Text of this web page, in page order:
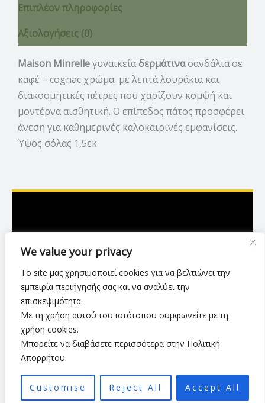
We value your privacy
Το site μας χρησιμοποιεί cookies για να βελτιώνει την
εμπειρία περιήγησής σας και να αναλύει την
επισκεψιμότητα.
Με τη χρήση αυτού του ιστότοπου συμφωνείτε με τη
χρήση cookies.
Μπορείτε να διαβάσετε περισσότερα στην Πολιτική
Απορρήτου.
Customise Reject All Accept All
Επιπλέον πληροφορίες
Αξιολογήσεις (0)
Maison Minrelleγυναικείαδερμάτινασανδάλια σε
καφέ – cognac χρώμα με λεπτά λουράκια και
διακοσμητικές πέτρες που χαρίζουν κομψή και
μοντέρνα αισθητική. Ο επίπεδος πάτος προσφέρει
άνεση για καθημερινές καλοκαιρινές εμφανίσεις.
Ύψος σόλας 1,5εκ
luxurylarisa2024@gmail.com
Πολιτική Απορρήτου • Όροι Χρήσης •
Τρόποι & Μέθοδοι Αποστολής
Πολιτική Επιστροφών •
Τρόποι Πληρωμής